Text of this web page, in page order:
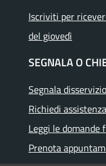
Iscriviti per
del giovedì
SEGNALA O
Segnala disservizio
Richiedi assistenza
Leggi le domande
Prenota